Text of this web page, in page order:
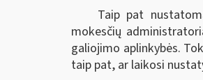
Taip pat
mokesčių
galiojimo aplinkybės.
taip pat, ar laikosi